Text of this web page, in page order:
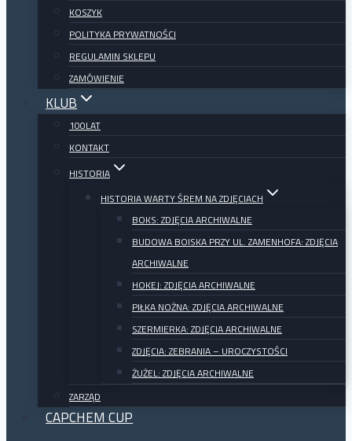
KOSZYK
POLITYKA PRYWATNOŚCI
REGULAMIN SKLEPU
ZAMÓWIENIE
KLUB
100LAT
KONTAKT
HISTORIA
HISTORIA WARTY ŚREM NA ZDJĘCIACH
BOKS: ZDJĘCIA ARCHIWALNE
BUDOWA BOISKA PRZY UL. ZAMENHOFA: ZDJĘCIA
ARCHIWALNE
HOKEJ: ZDJĘCIA ARCHIWALNE
PIŁKA NOŻNA: ZDJĘCIA ARCHIWALNE
SZERMIERKA: ZDJĘCIA ARCHIWALNE
ZDJĘCIA: ZEBRANIA – UROCZYSTOŚCI
ŻUŻEL: ZDJĘCIA ARCHIWALNE
ZARZĄD
CAPCHEM CUP